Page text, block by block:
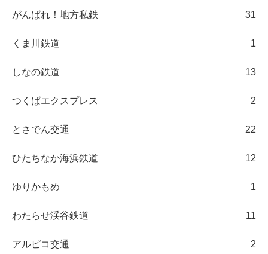
がんばれ！地方私鉄 31
くま川鉄道 1
しなの鉄道 13
つくばエクスプレス 2
とさでん交通 22
ひたちなか海浜鉄道 12
ゆりかもめ 1
わたらせ渓谷鉄道 11
アルピコ交通 2